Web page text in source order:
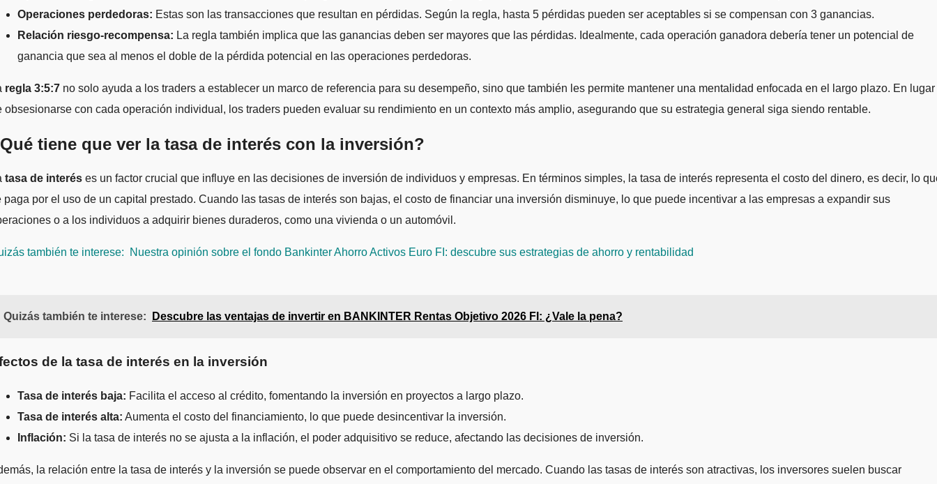
Operaciones perdedoras: Estas son las transacciones que resultan en pérdidas. Según la regla, hasta 5 pérdidas pueden ser aceptables si se compensan con 3 ganancias.
Relación riesgo-recompensa: La regla también implica que las ganancias deben ser mayores que las pérdidas. Idealmente, cada operación ganadora debería tener un potencial de
ganancia que sea al menos el doble de la pérdida potencial en las operaciones perdedoras.
regla 3:5:7 no solo ayuda a los traders a establecer un marco de referencia para su desempeño, sino que también les permite mantener una mentalidad enfocada en el largo plazo. En lugar
obsesionarse con cada operación individual, los traders pueden evaluar su rendimiento en un contexto más amplio, asegurando que su estrategia general siga siendo rentable.
tiene que ver la tasa de interés con la inversión?
tasa de interés es un factor crucial que influye en las decisiones de inversión de individuos y empresas. En términos simples, la tasa de interés representa el costo del dinero, es decir, lo
paga por el uso de un capital prestado. Cuando las tasas de interés son bajas, el costo de financiar una inversión disminuye, lo que puede incentivar a las empresas a expandir sus
o a los individuos a adquirir bienes duraderos, como una vivienda o un automóvil.
también te interese: Nuestra opinión sobre el fondo Bankinter Ahorro Activos Euro FI: descubre sus estrategias de ahorro y rentabilidad
Quizás también te interese: Descubre las ventajas de invertir en BANKINTER Rentas Objetivo 2026 FI: ¿Vale la pena?
de la tasa de interés en la inversión
Tasa de interés baja: Facilita el acceso al crédito, fomentando la inversión en proyectos a largo plazo.
Tasa de interés alta: Aumenta el costo del financiamiento, lo que puede desincentivar la inversión.
Inflación: Si la tasa de interés no se ajusta a la inflación, el poder adquisitivo se reduce, afectando las decisiones de inversión.
la relación entre la tasa de interés y la inversión se puede observar en el comportamiento del mercado. Cuando las tasas de interés son atractivas, los inversores suelen buscar